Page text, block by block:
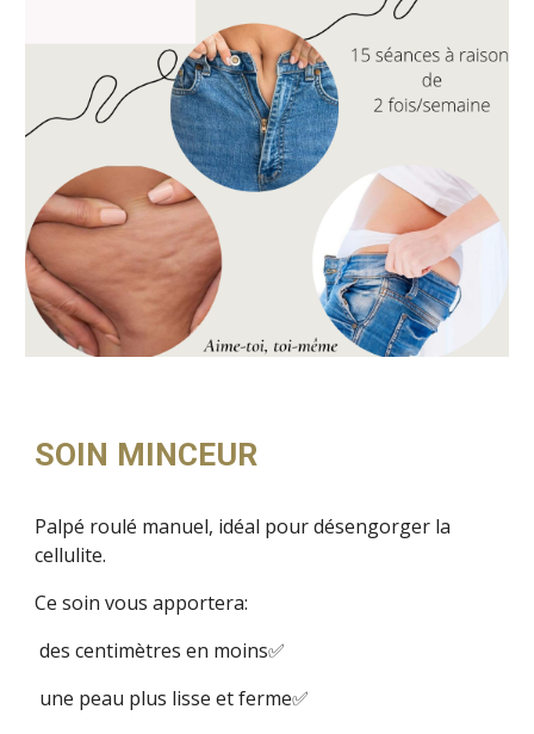
SOIN MINCEUR
Palpé roulé manuel, idéal pour désengorger la
cellulite.
Ce soin vous apportera:
des centimètres en moins✅
une peau plus lisse et ferme✅